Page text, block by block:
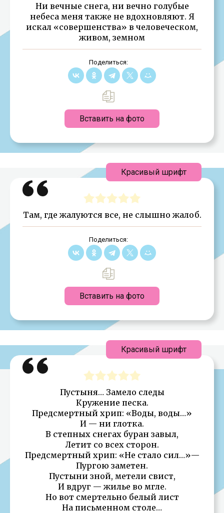
Ни вечные снега, ни вечно голубые
небеса меня также не вдохновляют. Я
искал «совершенства» в человеческом,
живом, земном
Поделиться:
Вставить на фото
Там, где жалуются все, не слышно жалоб.
Поделиться:
Вставить на фото
Красивый шрифт
Пустыня… Замело следы
Кружение песка.
Предсмертный хрип: «Воды, воды…»
И — ни глотка.
В степных снегах буран завыл,
Летит со всех сторон.
Предсмертный хрип: «Не стало сил…»—
Пургою заметен.
Пустыни зной, метели свист,
И вдруг — жилье во мгле.
Но вот смертельно белый лист
На письменном столе…
Красивый шрифт